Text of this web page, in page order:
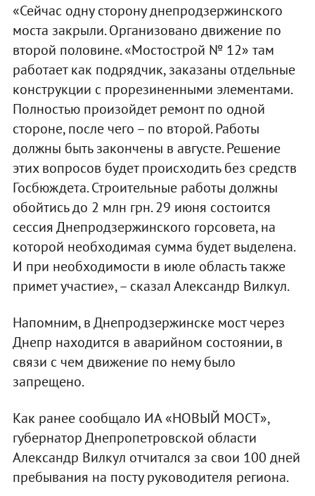
«Сейчас одну сторону днепродзержинского
моста закрыли. Организовано движение по
второй половине. «Мостострой № 12» там
работает как подрядчик, заказаны отдельные
конструкции с прорезиненными элементами.
Полностью произойдет ремонт по одной
стороне, после чего – по второй. Работы
должны быть закончены в августе. Решение
этих вопросов будет происходить без средств
Госбюждета. Строительные работы должны
обойтись до 2 млн грн. 29 июня состоится
сессия Днепродзержинского горсовета, на
которой необходимая сумма будет выделена.
И при необходимости в июле область также
примет участие», – сказал Александр Вилкул.
Напомним, в Днепродзержинске мост через
Днепр находится в аварийном состоянии, в
связи с чем движение по нему было
запрещено.
Как ранее сообщало ИА «НОВЫЙ МОСТ»,
губернатор Днепропетровской области
Александр Вилкул отчитался за свои 100 дней
пребывания на посту руководителя региона.